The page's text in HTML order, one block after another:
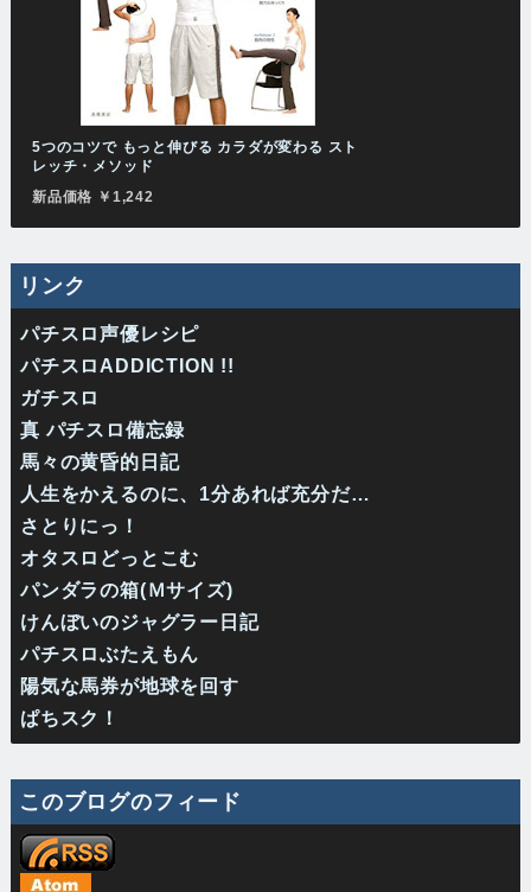
5つのコツで もっと伸びる カラダが変わる スト
レッチ・メソッド
新品価格 ￥1,242
リンク
パチスロ声優レシピ
パチスロADDICTION !!
ガチスロ
真 パチスロ備忘録
馬々の黄昏的日記
人生をかえるのに、1分あれば充分だ…
さとりにっ！
オタスロどっとこむ
パンダラの箱(Ｍサイズ)
けんぼいのジャグラー日記
パチスロぶたえもん
陽気な馬券が地球を回す
ぱちスク！
このブログのフィード